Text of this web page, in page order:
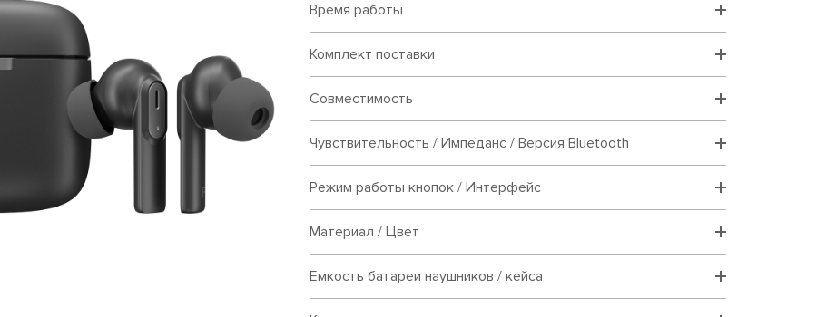
Время работы
Комплект поставки
Совместимость
Чувствительность / Импеданс / Версия Bluetooth
Режим работы кнопок / Интерфейс
Материал / Цвет
Емкость батареи наушников / кейса